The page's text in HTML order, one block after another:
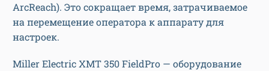
ArcReach). Это сокращает время, затрачиваемое
на перемещение оператора к аппарату для
настроек.
Miller Electric XMT 350 FieldPro — оборудование